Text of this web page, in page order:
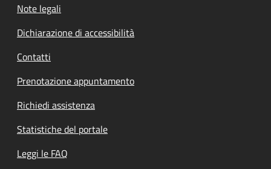
Note legali
Dichiarazione di accessibilità
Contatti
Prenotazione appuntamento
Richiedi assistenza
Statistiche del portale
Leggi le FAQ